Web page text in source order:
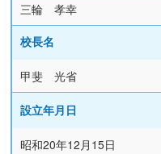
三輪 孝幸
校長名
甲斐 光省
設立年月日
昭和20年12月15日